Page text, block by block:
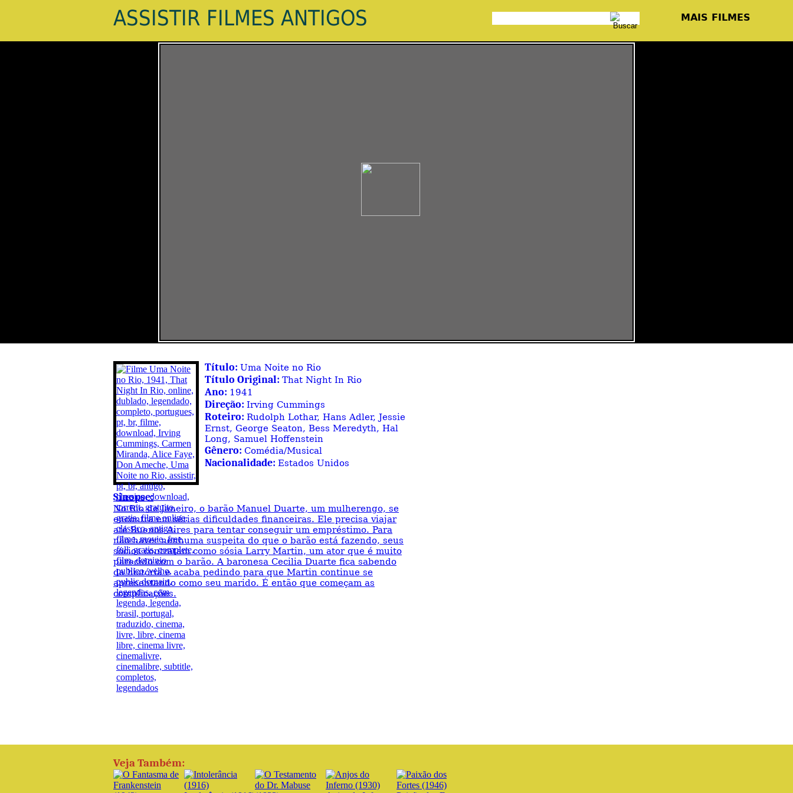
ASSISTIR FILMES ANTIGOS MAIS FILMES
Título: Uma Noite no Rio
Título Original: That Night In Rio
Ano: 1941
Direção: Irving Cummings
Roteiro: Rudolph Lothar, Hans Adler, Jessie
Ernst, George Seaton, Bess Meredyth, Hal
Long, Samuel Hoffenstein
Gênero: Comédia/Musical
Nacionalidade: Estados Unidos
Sinopse:
No Rio de Janeiro, o barão Manuel Duarte, um mulherengo, se
encontra em sérias dificuldades financeiras. Ele precisa viajar
até Buenos Aires para tentar conseguir um empréstimo. Para
não haver nenhuma suspeita do que o barão está fazendo, seus
sócios contratam como sósia Larry Martin, um ator que é muito
parecido com o barão. A baronesa Cecilia Duarte fica sabendo
da história e acaba pedindo para que Martin continue se
apresentando como seu marido. É então que começam as
complicações.
Veja Também: